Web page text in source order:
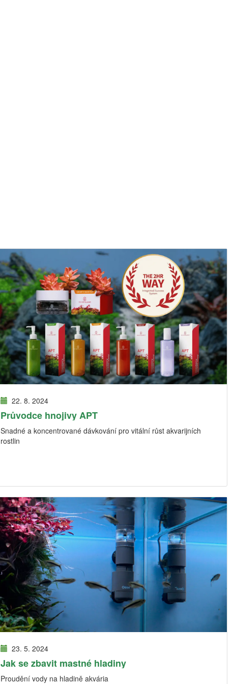
22. 8. 2024
Průvodce hnojivy APT
Snadné a koncentrované dávkování pro vitální růst akvarijních
rostlin
23. 5. 2024
Jak se zbavit mastné hladiny
Proudění vody na hladině akvária